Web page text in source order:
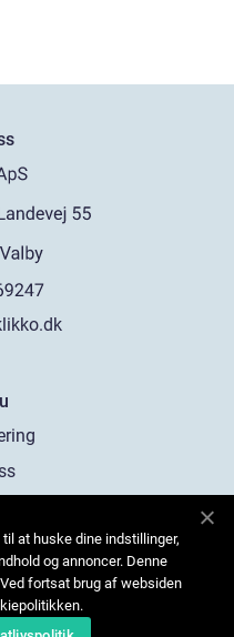
oss
at huske dine indstillinger,
og annoncer. Denne
fortsat brug af websiden